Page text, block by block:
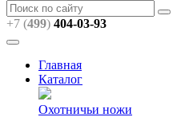
+7 (499) 404-03-93
Главная
Каталог
Охотничьи ножи